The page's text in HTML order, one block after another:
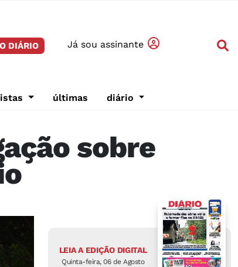
DIÁRIO Já sou assinante
últimas diário
sobre
LEIA A EDIÇÃO DIGITAL
Quinta-feira, 06 de Agosto